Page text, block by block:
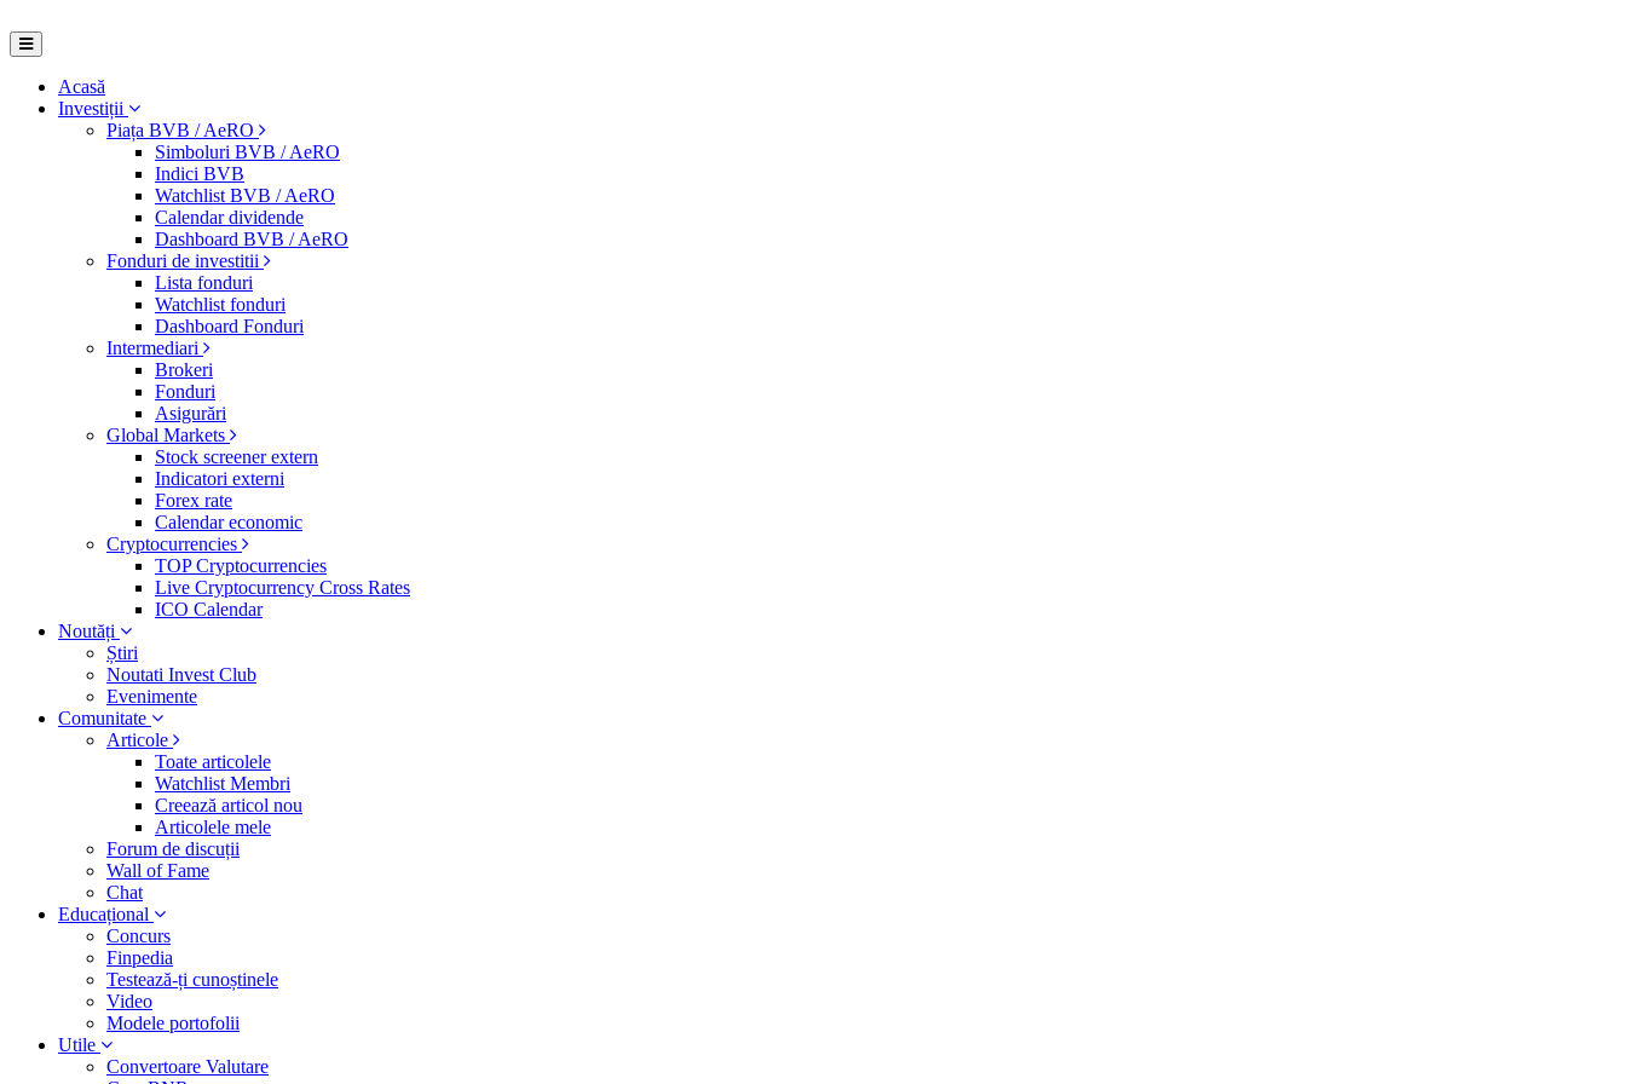
Acasă
Investiții
Piața BVB / AeRO
Simboluri BVB / AeRO
Indici BVB
Watchlist BVB / AeRO
Calendar dividende
Dashboard BVB / AeRO
Fonduri de investitii
Lista fonduri
Watchlist fonduri
Dashboard Fonduri
Intermediari
Brokeri
Fonduri
Asigurări
Global Markets
Stock screener extern
Indicatori externi
Forex rate
Calendar economic
Cryptocurrencies
TOP Cryptocurrencies
Live Cryptocurrency Cross Rates
ICO Calendar
Noutăți
Știri
Noutati Invest Club
Evenimente
Comunitate
Articole
Toate articolele
Watchlist Membri
Creează articol nou
Articolele mele
Forum de discuții
Wall of Fame
Chat
Educațional
Concurs
Finpedia
Testează-ți cunoștinele
Video
Modele portofolii
Utile
Convertoare Valutare